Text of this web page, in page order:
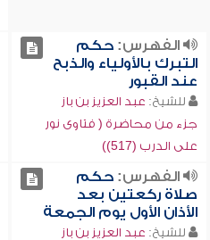
الفهرس:حكم
التبرك بالأولياء والذبح
عند القبور
للشيخ: عبد العزيز بن باز
جزء من محاضرة ( فتاوى نور
على الدرب (517))
الفهرس:حكم
صلاة ركعتين بعد
الأذان الأول يوم الجمعة
للشيخ: عبد العزيز بن باز